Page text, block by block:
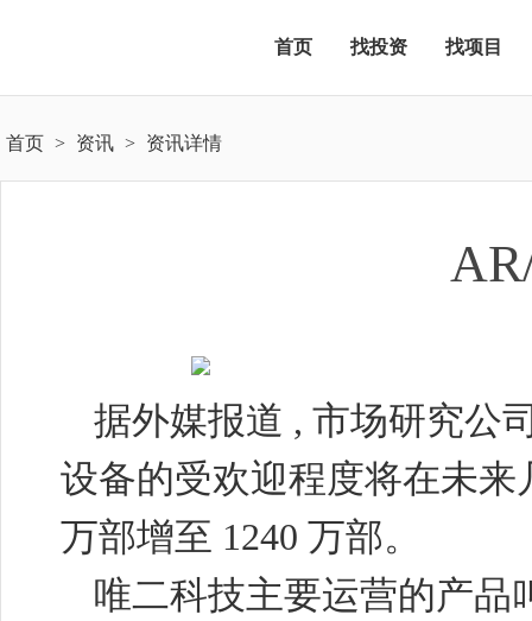
首页 找投资 找项目
首页 > 资讯 > 资讯详情
据外媒报道 , 市场研究公
设备的受欢迎程度将在未
万部增至 1240 万部。
唯二科技主要运营的产品